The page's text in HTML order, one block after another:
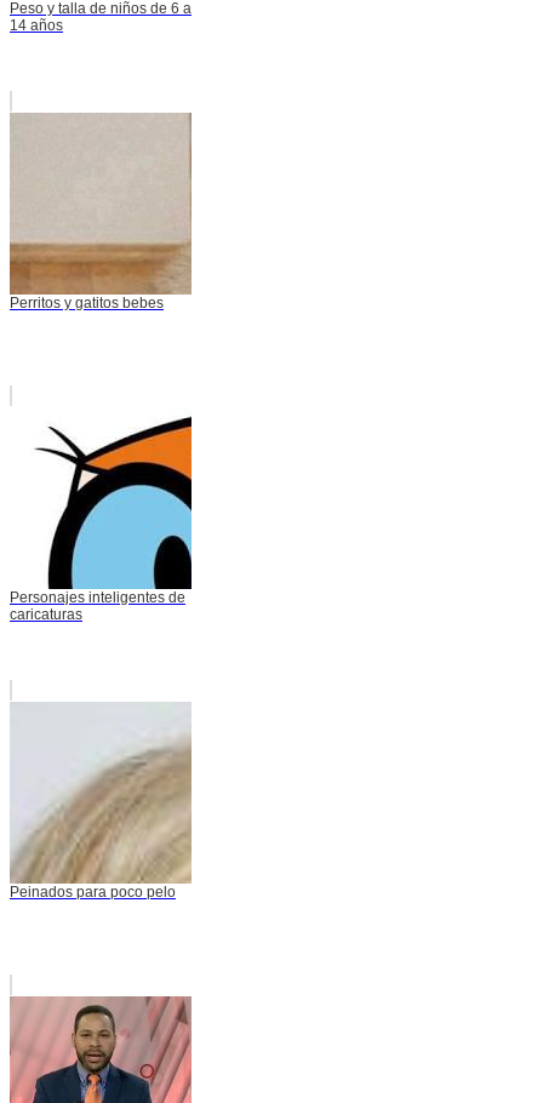
Peso y talla de niños de 6 a
14 años
Perritos y gatitos bebes
Personajes inteligentes de
caricaturas
Peinados para poco pelo